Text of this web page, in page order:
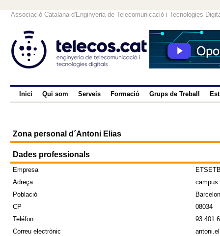
Associació Catalana d'Enginyeria de Telecomunicació i Tecnologies
Inici Qui som Serveis Formació Grups de Treball
Zona personal d´Antoni Elias
Dades professionals
Empresa
Adreça
campus
Població
CP
08034
Teléfon
93 401
Correu electrònic